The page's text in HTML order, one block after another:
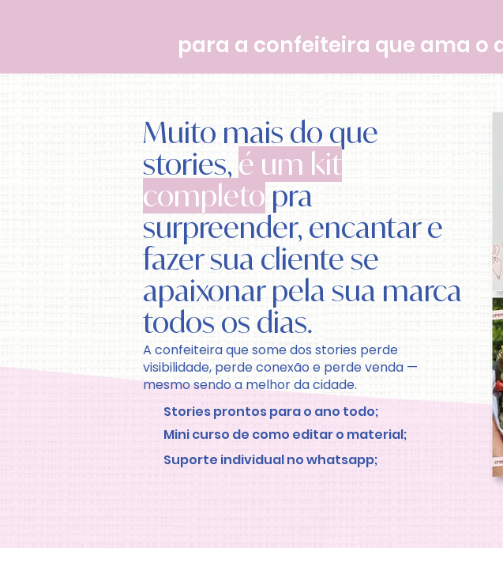
para a confeiteira que ama o
Muito mais do que
stories, é um kit
completo pra
surpreender, encantar e
fazer sua cliente se
apaixonar pela sua marca
todos os dias.
A confeiteira que some dos stories perde
visibilidade, perde conexão e perde venda —
mesmo sendo a melhor da cidade.
Stories prontos para o ano todo;
Mini curso de como editar o material;
Suporte individual no whatsapp;